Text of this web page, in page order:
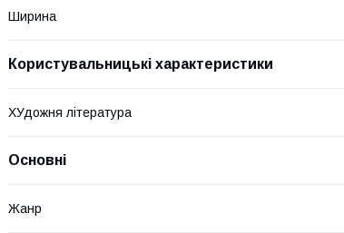
Ширина
Користувальницькі характеристики
ХУдожня література
Основні
Жанр